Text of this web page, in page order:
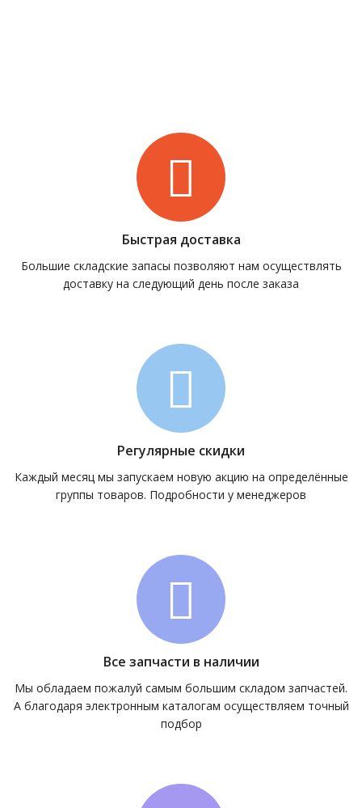
Быстрая доставка
Большие складские запасы позволяют нам осуществлять
доставку на следующий день после заказа
Регулярные скидки
Каждый месяц мы запускаем новую акцию на определённые
группы товаров. Подробности у менеджеров
Все запчасти в наличии
Мы обладаем пожалуй самым большим складом запчастей.
А благодаря электронным каталогам осуществляем точный
подбор